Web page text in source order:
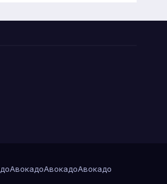
АвокадоАвокадоАвокадо